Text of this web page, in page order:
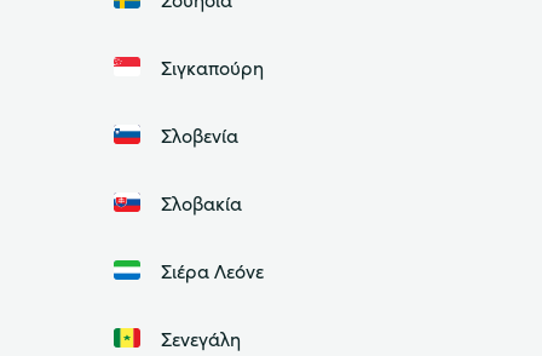
Σιγκαπούρη
Σλοβενία
Σλοβακία
Σιέρα Λεόνε
Σενεγάλη